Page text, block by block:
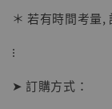
＊ 若有時間考量,
⁝
➤ 訂購方式：